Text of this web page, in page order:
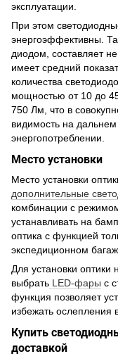
эксплуатации.
При этом
энергоэффективны.
диодом, составляет
имеет средний
количества
мощностью от 10 до
750 Лм, что в
видимость на
энергопотреблении.
Место установки
Место установки
дополнительные
комбинации с
устанавливать на
оптика с функцией
экспедиционном
Для установки оптики
выбрать LED-фары с
функция позволяет
избежать ослепления
Купить
доставкой